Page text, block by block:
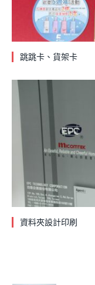
跳跳卡、貨架卡
資料夾設計印刷